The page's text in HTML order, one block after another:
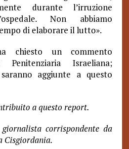
durante l’irruzione
Non abbiamo
di elaborare il lutto».
chiesto un commento
Penitenziaria Israeliana;
aggiunte a questo
a questo report.
corrispondente da
Cisgiordania.